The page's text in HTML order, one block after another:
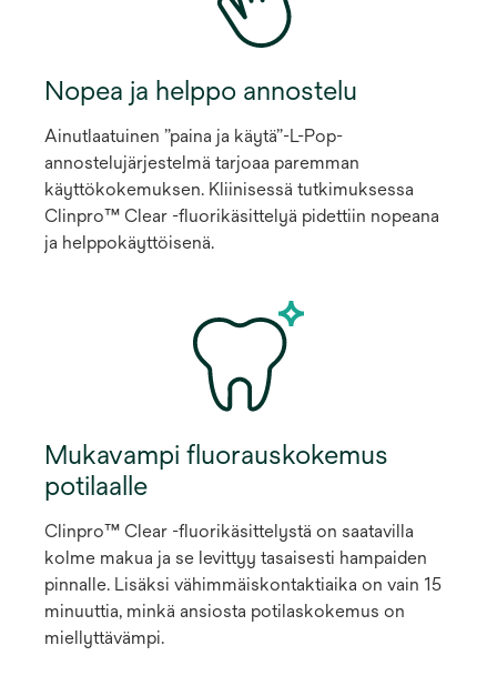
Nopea ja helppo annostelu
Ainutlaatuinen ”paina ja käytä”-L-Pop-
annostelujärjestelmä tarjoaa paremman
käyttökokemuksen. Kliinisessä tutkimuksessa
Clinpro™ Clear -fluorikäsittelyä pidettiin nopeana
ja helppokäyttöisenä.
Mukavampi fluorauskokemus
potilaalle
Clinpro™ Clear -fluorikäsittelystä on saatavilla
kolme makua ja se levittyy tasaisesti hampaiden
pinnalle. Lisäksi vähimmäiskontaktiaika on vain 15
minuuttia, minkä ansiosta potilaskokemus on
miellyttävämpi.